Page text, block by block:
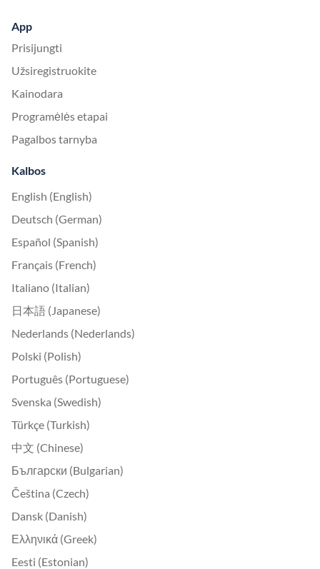
App
Prisijungti
Užsiregistruokite
Kainodara
Programėlės etapai
Pagalbos tarnyba
Kalbos
English (English)
Deutsch (German)
Español (Spanish)
Français (French)
Italiano (Italian)
日本語 (Japanese)
Nederlands (Nederlands)
Polski (Polish)
Português (Portuguese)
Svenska (Swedish)
Türkçe (Turkish)
中文 (Chinese)
Български (Bulgarian)
Čeština (Czech)
Dansk (Danish)
Ελληνικά (Greek)
Eesti (Estonian)